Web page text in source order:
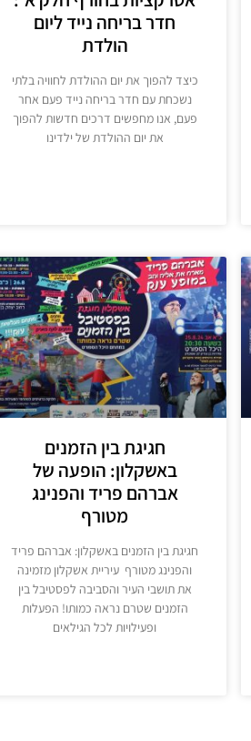
חדר בריחה נייד ליום
הולדת
כיצד להפוך את יום ההולדת לחוויה בלתי
נשכחת עם חדר בריחה נייד פעם אחר
פעם, אנו מחפשים דרכים חדשות להפוך
את יום ההולדת של ילדינו
חגיגת בין הזמנים
באשקלון: הופעה של
אברהם פריד והפנינג
מטורף
חגיגת בין הזמנים באשקלון: אברהם פריד
והפנינג מטורף עיריית אשקלון מזמינה
את תושבי העיר והסביבה לפסטיבל בין
הזמנים שטרם נראה כמותו! הפעלות
ופעילויות לכל הגילאים